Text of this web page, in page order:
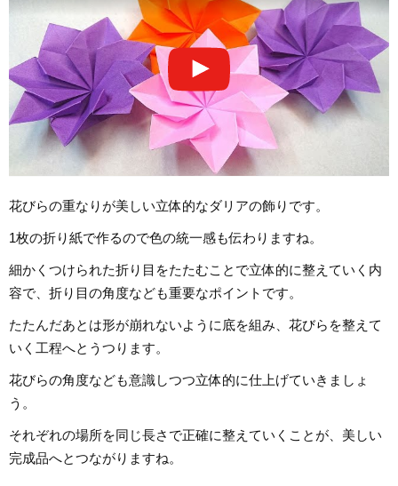
花びらの重なりが美しい立体的なダリアの飾りです。
1枚の折り紙で作るので色の統一感も伝わりますね。
細かくつけられた折り目をたたむことで立体的に整えていく内
容で、折り目の角度なども重要なポイントです。
たたんだあとは形が崩れないように底を組み、花びらを整えて
いく工程へとうつります。
花びらの角度なども意識しつつ立体的に仕上げていきましょ
う。
それぞれの場所を同じ長さで正確に整えていくことが、美しい
完成品へとつながりますね。